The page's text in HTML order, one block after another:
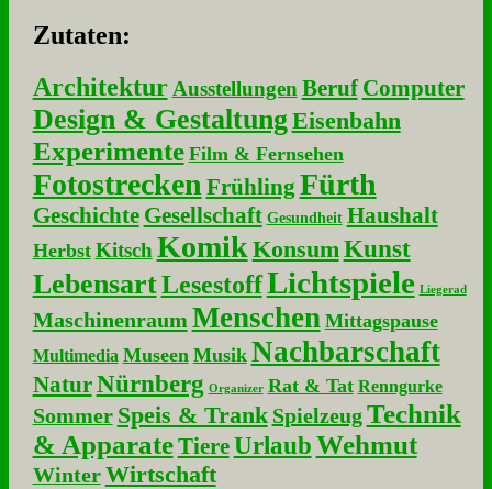
Zu­ta­ten:
Architektur Ausstellungen Beruf Computer
Design & GestaltungEisenbahn
Experimente Film & Fernsehen
Fotostrecken Frühling Fürth
Geschichte Gesellschaft Gesundheit Haushalt
Herbst Kitsch Komik KonsumKunst
LebensartLesestoffLichtspiele Liegerad
Maschinenraum Menschen Mittagspause
Multimedia Museen Musik Nachbarschaft
NaturNürnberg Organizer Rat & Tat Renngurke
Sommer Speis & Trank Spielzeug Technik
& Apparate Tiere UrlaubWehmut
Winter Wirtschaft